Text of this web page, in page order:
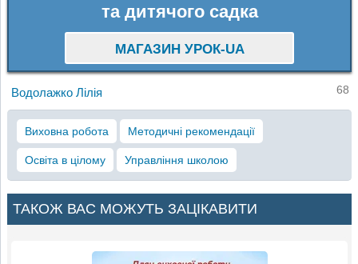
та дитячого садка
МАГАЗИН УРОК-UA
Водолажко Лілія 68
Виховна робота Методичні рекомендації
Освіта в цілому Управління школою
ТАКОЖ ВАС МОЖУТЬ ЗАЦІКАВИТИ